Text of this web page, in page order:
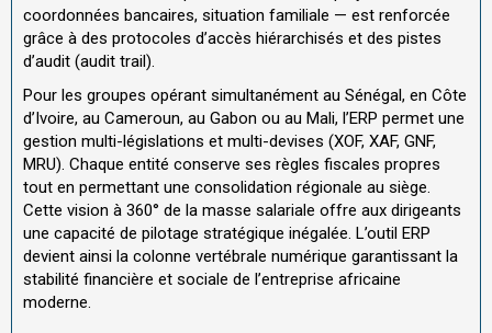
coordonnées bancaires, situation familiale — est renforcée
grâce à des protocoles d’accès hiérarchisés et des pistes
d’audit (audit trail).
Pour les groupes opérant simultanément au Sénégal, en Côte
d’Ivoire, au Cameroun, au Gabon ou au Mali, l’ERP permet une
gestion multi-législations et multi-devises (XOF, XAF, GNF,
MRU). Chaque entité conserve ses règles fiscales propres
tout en permettant une consolidation régionale au siège.
Cette vision à 360° de la masse salariale offre aux dirigeants
une capacité de pilotage stratégique inégalée. L’outil ERP
devient ainsi la colonne vertébrale numérique garantissant la
stabilité financière et sociale de l’entreprise africaine
moderne.